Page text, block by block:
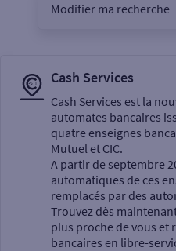
Modifier ma recherche
Sélectionnez votre
Un service
Cash Services
Cash Services est la
automates bancaires
quatre enseignes
Mutuel et CIC.
A partir de septembre
automatiques de ces
remplacés par des
Trouvez dès
plus proche de vous et
bancaires en libre-